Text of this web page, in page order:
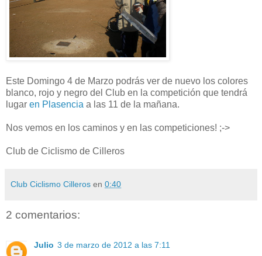
Este Domingo 4 de Marzo podrás ver de nuevo los colores
blanco, rojo y negro del Club en la competición que tendrá
lugar en Plasencia a las 11 de la mañana.
Nos vemos en los caminos y en las competiciones! ;->
Club de Ciclismo de Cilleros
Club Ciclismo Cilleros en 0:40
2 comentarios:
Julio 3 de marzo de 2012 a las 7:11